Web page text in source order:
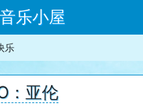
乐小屋
乐
：亚伦